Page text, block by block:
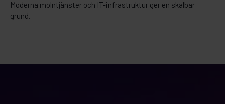
Moderna molntjänster och IT-infrastruktur ger en skalbar
grund.